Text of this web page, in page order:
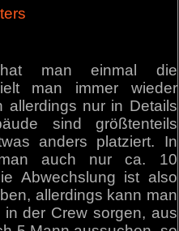
man einmal die
man immer wieder
allerdings nur in Details
sind größtenteils
anders platziert. In
man auch nur ca. 10
Abwechslung ist also
allerdings kann man
der Crew sorgen, aus